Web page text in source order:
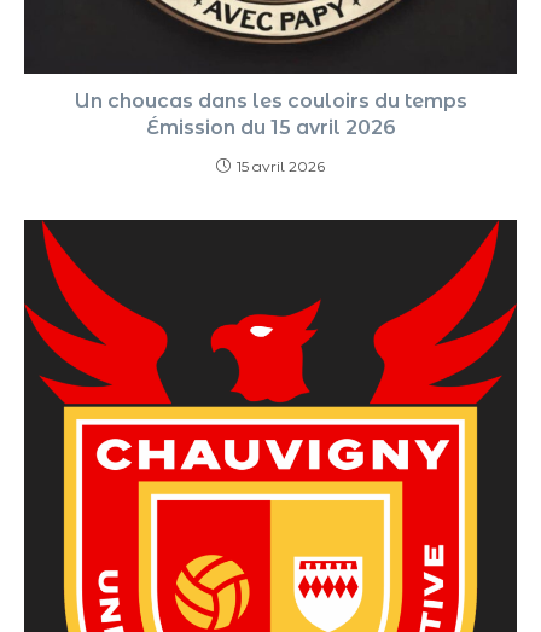
Un choucas dans les couloirs du temps
Émission du 15 avril 2026
15 avril 2026